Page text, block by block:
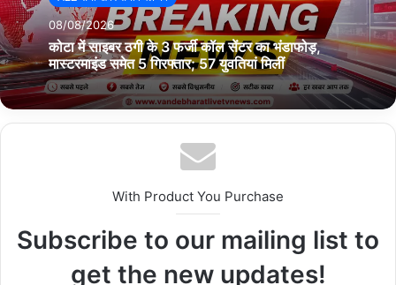
दालमंडी की 650 मीटर लंबी सड़क को बढ़ाकर 17.5 मीटर चौड़ा किया जाना है।
इस भारी-भरकम प्रोजेक्ट के लिए शासन की ओर से 215 करोड़ रुपये का बजट
भी स्वीकृत किया जा चुका है। सड़क चौड़ी होने से आने वाले दिनों में दालमंडी में
लगने वाले भीषण जाम से स्थानीय निवासियों और व्यापारियों को हमेशा के लिए मुक्ति
मिल जाएगी।
08/08/2026
कोटा में साइबर ठगी के 3 फर्जी कॉल सेंटर का भंडाफोड़,
मास्टरमाइंड समेत 5 गिरफ्तार; 57 युवतियां मिलीं
With Product You Purchase
Subscribe to our mailing list to
get the new updates!